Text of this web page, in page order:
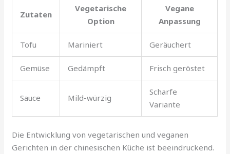
Zutaten
Vegetarische
Option
Vegane
Anpassung
Tofu Mariniert Geräuchert
Gemüse Gedämpft Frisch geröstet
Sauce Mild-würzig
Scharfe
Variante
Die Entwicklung von vegetarischen und veganen
Gerichten in der chinesischen Küche ist beeindruckend.